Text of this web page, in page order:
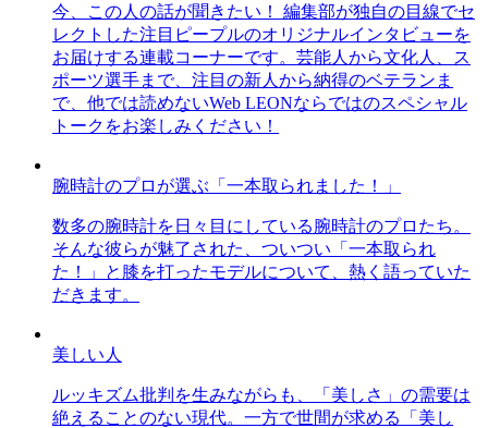
今、この人の話が聞きたい！ 編集部が独自の目線でセ
レクトした注目ピープルのオリジナルインタビューを
お届けする連載コーナーです。芸能人から文化人、ス
ポーツ選手まで、注目の新人から納得のベテランま
で、他では読めないWeb LEONならではのスペシャル
トークをお楽しみください！
腕時計のプロが選ぶ「一本取られました！」
数多の腕時計を日々目にしている腕時計のプロたち。
そんな彼らが魅了された、ついつい「一本取られ
た！」と膝を打ったモデルについて、熱く語っていた
だきます。
美しい人
ルッキズム批判を生みながらも、「美しさ」の需要は
絶えることのない現代。一方で世間が求める「美し